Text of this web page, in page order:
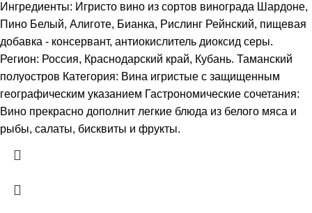
Ингредиенты: Игристо вино из сортов винограда Шардоне,
Пино Белый, Алиготе, Бианка, Рислинг Рейнский, пищевая
добавка - консервант, антиокислитель диоксид серы.
Регион: Россия, Краснодарский край, Кубань. Таманский
полуостров Категория: Вина игристые с защищенным
географическим указанием Гастрономические сочетания:
Вино прекрасно дополнит легкие блюда из белого мяса и
рыбы, салаты, бисквиты и фрукты.